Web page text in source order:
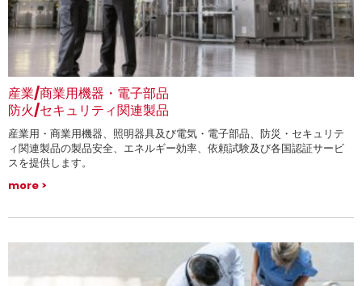
産業/商業用機器・電子部品
防火/セキュリティ関連製品
産業用・商業用機器、照明器具及び電気・電子部品、防災・セキュリテ
ィ関連製品の製品安全、エネルギー効率、依頼試験及び各国認証サービ
スを提供します。
more